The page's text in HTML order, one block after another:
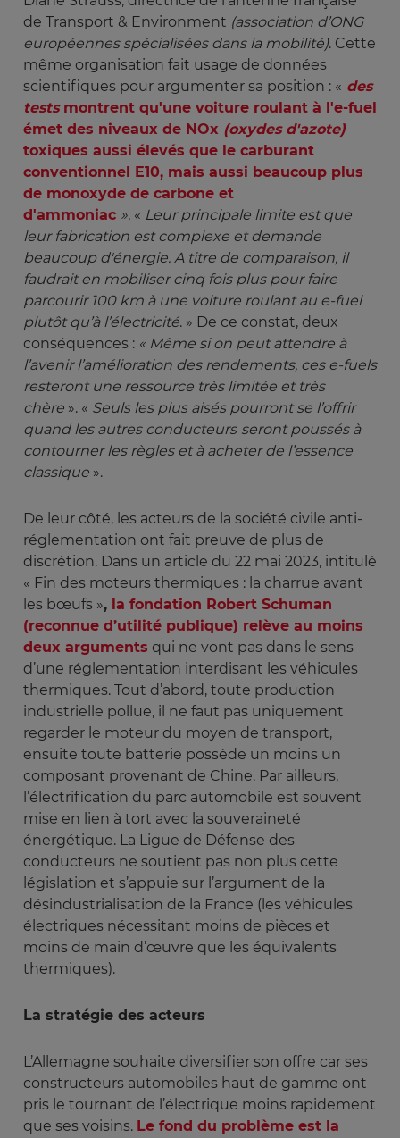
de Transport & Environment (association d’ONG
européennes spécialisées dans la mobilité). Cette
même organisation fait usage de données
scientifiques pour argumenter sa position : « des
testsmontrent qu'une voiture roulant à l'e-fuel
émet des niveaux de NOx (oxydes d'azote)
toxiques aussi élevés que le carburant
conventionnel E10, mais aussi beaucoup plus
de monoxyde de carbone et
d'ammoniac ». « Leur principale limite est que
leur fabrication est complexe et demande
beaucoup d'énergie. A titre de comparaison, il
faudrait en mobiliser cinq fois plus pour faire
parcourir 100 km à une voiture roulant au e-fuel
plutôt qu’à l’électricité. » De ce constat, deux
conséquences : « Même si on peut attendre à
l’avenir l’amélioration des rendements, ces e-fuels
resteront une ressource très limitée et très
chère ». « Seuls les plus aisés pourront se l’offrir
quand les autres conducteurs seront poussés à
contourner les règles et à acheter de l’essence
classique ».
De leur côté, les acteurs de la société civile anti-
réglementation ont fait preuve de plus de
discrétion. Dans un article du 22 mai 2023, intitulé
« Fin des moteurs thermiques : la charrue avant
les bœufs », la fondation Robert Schuman
(reconnue d’utilité publique) relève au moins
deux arguments qui ne vont pas dans le sens
d’une réglementation interdisant les véhicules
thermiques. Tout d’abord, toute production
industrielle pollue, il ne faut pas uniquement
regarder le moteur du moyen de transport,
ensuite toute batterie possède un moins un
composant provenant de Chine. Par ailleurs,
l’électrification du parc automobile est souvent
mise en lien à tort avec la souveraineté
énergétique. La Ligue de Défense des
conducteurs ne soutient pas non plus cette
législation et s’appuie sur l’argument de la
désindustrialisation de la France (les véhicules
électriques nécessitant moins de pièces et
moins de main d’œuvre que les équivalents
thermiques).
La stratégie des acteurs
L’Allemagne souhaite diversifier son offre car ses
constructeurs automobiles haut de gamme ont
pris le tournant de l’électrique moins rapidement
que ses voisins. Le fond du problème est la